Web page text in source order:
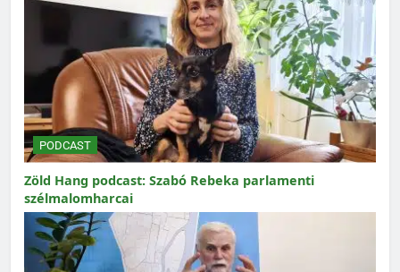
PODCAST
Zöld Hang podcast: Szabó Rebeka parlamenti
szélmalomharcai